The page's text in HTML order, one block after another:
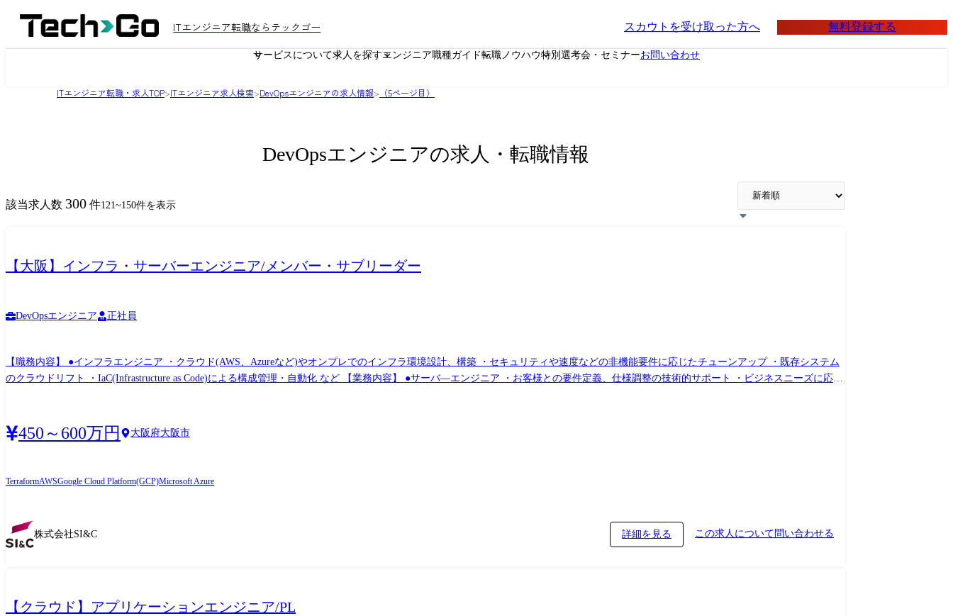
ITエンジニア転職ならテックゴー スカウトを受け取った方へ 無料登録する
サービスについて求人を探すエンジニア職種ガイド転職ノウハウ特別選考会・セミナーお問い合わせ
ITエンジニア転職・求人TOP>ITエンジニア求人検索>DevOpsエンジニアの求人情報> （5ページ目）
DevOpsエンジニアの求人・転職情報
該当求人数 300 件121~150件を表示
【大阪】インフラ・サーバーエンジニア/メンバー・サブリーダー
DevOpsエンジニア 正社員
【職務内容】 ●インフラエンジニア ・クラウド(AWS、Azureなど)やオンプレでのインフラ環境設計、構築 ・セキュリティや速度などの非機能要件に応じたチューンアップ ・既存システム
のクラウドリフト ・IaC(Infrastructure as Code)による構成管理・自動化 など 【業務内容】 ●サーバ―エンジニア ・お客様との要件定義、仕様調整の技術的サポート ・ビジネスニーズに応じ
450～600万円 大阪府大阪市
TerraformAWSGoogle Cloud Platform(GCP)Microsoft Azure
株式会社SI&C 詳細を見る この求人について問い合わせる
【クラウド】アプリケーションエンジニア/PL